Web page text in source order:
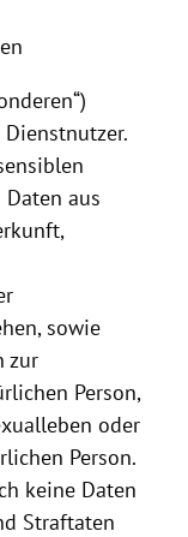
Daten aus
sowie
zur
Person,
oder
Person.
keine Daten
Straftaten